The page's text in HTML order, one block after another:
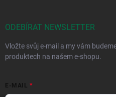
ODEBÍRAT NEWSLETTER
Vložte svůj e-mail a my vám
produktech na našem e-shopu.
E-MAIL